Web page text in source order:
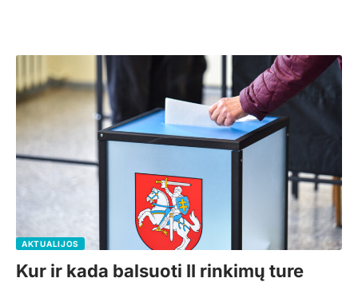
AKTUALIJOS
Kur ir kada balsuoti II rinkimų ture